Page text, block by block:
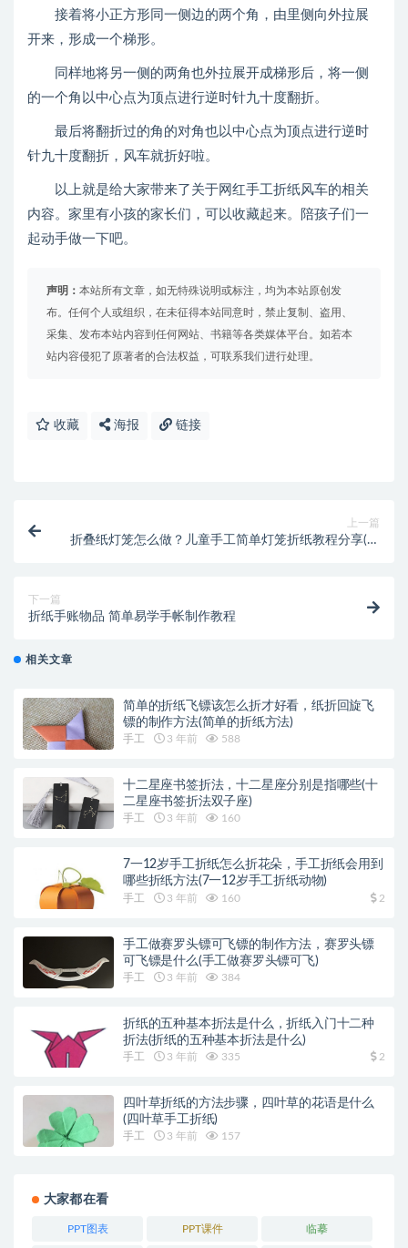
接着将小正方形同一侧边的两个角，由里侧向外拉展
开来，形成一个梯形。
同样地将另一侧的两角也外拉展开成梯形后，将一侧
的一个角以中心点为顶点进行逆时针九十度翻折。
最后将翻折过的角的对角也以中心点为顶点进行逆时
针九十度翻折，风车就折好啦。
以上就是给大家带来了关于网红手工折纸风车的相关
内容。家里有小孩的家长们，可以收藏起来。陪孩子们一
起动手做一下吧。
声明： 本站所有文章，如无特殊说明或标注，均为本站原创发
布。任何个人或组织，在未征得本站同意时，禁止复制、盗用、
采集、发布本站内容到任何网站、书籍等各类媒体平台。如若本
站内容侵犯了原著者的合法权益，可联系我们进行处理。
收藏 海报 链接
上一篇
折叠纸灯笼怎么做？儿童手工简单灯笼折纸教程分享(衍
下一篇
折纸手账物品 简单易学手帐制作教程
相关文章
简单的折纸飞镖该怎么折才好看，纸折回旋飞
镖的制作方法(简单的折纸方法)
手工 3 年前 588
十二星座书签折法，十二星座分别是指哪些(十
二星座书签折法双子座)
手工 3 年前 160
7一12岁手工折纸怎么折花朵，手工折纸会用到
哪些折纸方法(7一12岁手工折纸动物)
手工 3 年前 160 2
手工做赛罗头镖可飞镖的制作方法，赛罗头镖
可飞镖是什么(手工做赛罗头镖可飞)
手工 3 年前 384
折纸的五种基本折法是什么，折纸入门十二种
折法(折纸的五种基本折法是什么)
手工 3 年前 335 2
四叶草折纸的方法步骤，四叶草的花语是什么
(四叶草手工折纸)
手工 3 年前 157
大家都在看
PPT图表 PPT课件 临摹